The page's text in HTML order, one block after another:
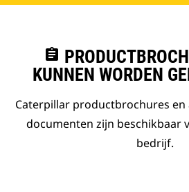
assignment
KUNNEN WORDEN
Caterpillar productbrochures
documenten zijn beschikbaar
bedrijf.